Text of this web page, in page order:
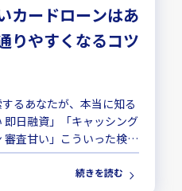
カードローンはあ
りやすくなるコツ
るあなたが、本当に知る
日融資」「キャッシング
査甘い」こういった検索
にかく急いでお金が必要
過去の金融ト...続きを読む